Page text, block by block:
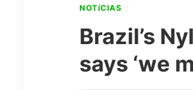
NOTíCIAS
Brazil’s
says ‘we